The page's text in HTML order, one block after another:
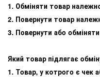
1. Обміняти товар
2. Повернути товар
3. Повернути або
Який товар підлягає
1. Товар, у котрого є чек